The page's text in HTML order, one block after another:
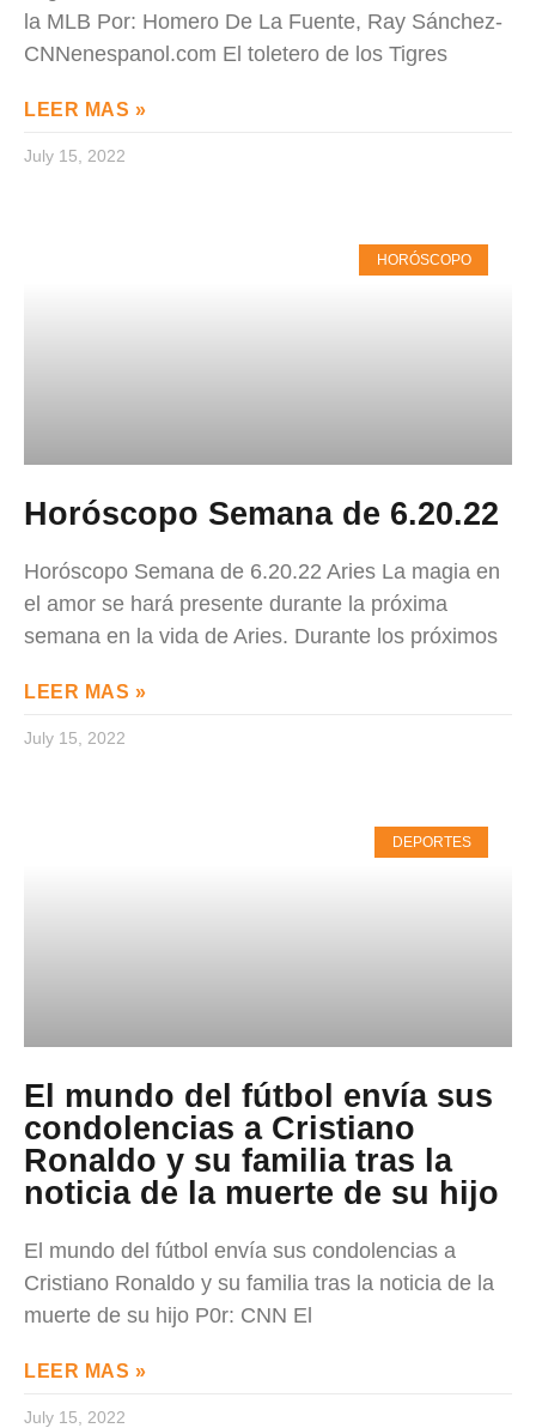
la MLB Por: Homero De La Fuente, Ray Sánchez-
CNNenespanol.com El toletero de los Tigres
LEER MAS »
July 15, 2022
HORÓSCOPO
Horóscopo Semana de 6.20.22
Horóscopo Semana de 6.20.22 Aries La magia en
el amor se hará presente durante la próxima
semana en la vida de Aries. Durante los próximos
LEER MAS »
July 15, 2022
DEPORTES
El mundo del fútbol envía sus
condolencias a Cristiano
Ronaldo y su familia tras la
noticia de la muerte de su hijo
El mundo del fútbol envía sus condolencias a
Cristiano Ronaldo y su familia tras la noticia de la
muerte de su hijo P0r: CNN El
LEER MAS »
July 15, 2022